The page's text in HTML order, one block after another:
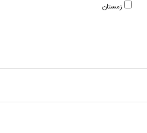
زمستان